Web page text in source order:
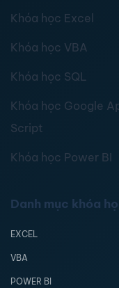
Khóa học Excel
Khóa học VBA
Khóa học SQL
Khóa học Google
Script
Khóa học Power BI
Danh mục khóa
EXCEL
VBA
POWER BI